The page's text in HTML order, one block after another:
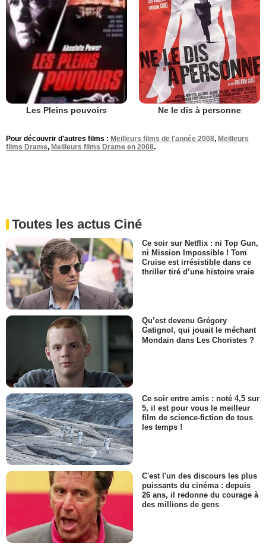
Les Pleins pouvoirs Ne le dis à personne
Pour découvrir d'autres films : Meilleurs films de l'année 2008, Meilleurs
films Drame, Meilleurs films Drame en 2008.
Toutes les actus Ciné
Ce soir sur Netflix : ni Top Gun,
ni Mission Impossible ! Tom
Cruise est irrésistible dans ce
thriller tiré d’une histoire vraie
Qu’est devenu Grégory
Gatignol, qui jouait le méchant
Mondain dans Les Choristes ?
Ce soir entre amis : noté 4,5 sur
5, il est pour vous le meilleur
film de science-fiction de tous
les temps !
C'est l'un des discours les plus
puissants du cinéma : depuis
26 ans, il redonne du courage à
des millions de gens